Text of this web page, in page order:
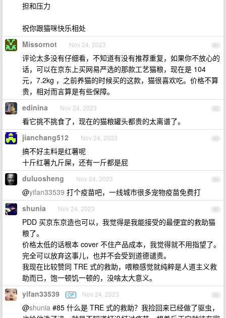
担和压力
祝你跟猫咪快乐相处
81
Missornot Nov 24, 2023
评论太多没有仔细看，不知道有没有推荐重复，如果你不放心的
话，可以在京东上买网易严选的那款工艺猫粮，现在是 104
元，7.2kg ，之前养猫的时候买的这款，猫很喜欢吃。价格不算
贵，相对而言算是有些保障。
82
edinina Nov 24, 2023
看它挑不挑食了，现在的猫粮罐头都贵的太离谱了。
83
jianchang512 Nov 24, 2023
搞不好主料是红薯呢
十斤红薯九斤屎，还有一斤都是屁
84
duluosheng Nov 24, 2023
@yifan33539 打个疫苗吧，一线城市很多宠物疫苗免费打
85
shunia Nov 24, 2023
PDD 买京东京造也可以，我觉得是我能接受的最便宜的救助猫
粮了。
价格太低的话根本 cover 不住产品成本，我觉得就不用指望了。
完全可以放弃这事儿，也并不会受到道德谴责。
我现在比较赞同 TRE 式的救助，喂粮感觉就纯粹是人道主义救
助而已，饱一顿饥一顿的，没啥太大意义。
86
yifan33539 OP Nov 24, 2023
@shunia #85 什么是 TRE 式的救助？我捡回来已经做了驱虫，